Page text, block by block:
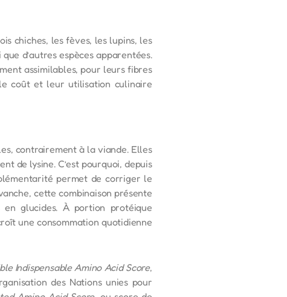
chiches, les fèves, les lupins, les
que d’autres espèces apparentées.
assimilables, pour leurs fibres
coût et leur utilisation culinaire
contrairement à la viande. Elles
de lysine. C’est pourquoi, depuis
permet de corriger le
cette combinaison présente
glucides. À portion protéique
une consommation quotidienne
Indispensable Amino Acid Score,
des Nations unies pour